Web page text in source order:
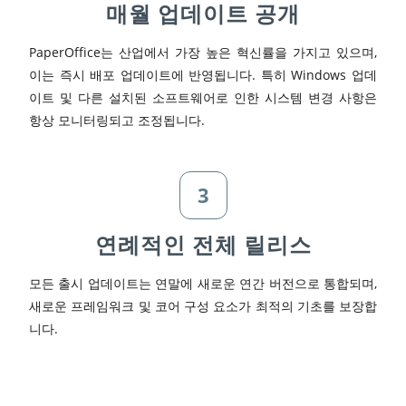
매월 업데이트 공개
PaperOffice는 산업에서 가장 높은 혁신률을 가지고 있으며,
이는 즉시 배포 업데이트에 반영됩니다. 특히 Windows 업데
이트 및 다른 설치된 소프트웨어로 인한 시스템 변경 사항은
항상 모니터링되고 조정됩니다.
3
연례적인 전체 릴리스
모든 출시 업데이트는 연말에 새로운 연간 버전으로 통합되며,
새로운 프레임워크 및 코어 구성 요소가 최적의 기초를 보장합
니다.